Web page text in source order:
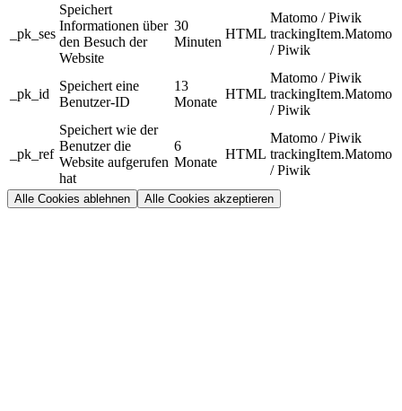
_pk_ses
Speichert
Informationen über
den Besuch der
Website
30
Minuten
HTML
Matomo / Piwik
trackingItem.Matomo
/ Piwik
_pk_id
Speichert eine
Benutzer-ID
13
Monate
HTML
Matomo / Piwik
trackingItem.Matomo
/ Piwik
_pk_ref
Speichert wie der
Benutzer die
Website aufgerufen
hat
6
Monate
HTML
Matomo / Piwik
trackingItem.Matomo
/ Piwik
Alle Cookies ablehnen Alle Cookies akzeptieren